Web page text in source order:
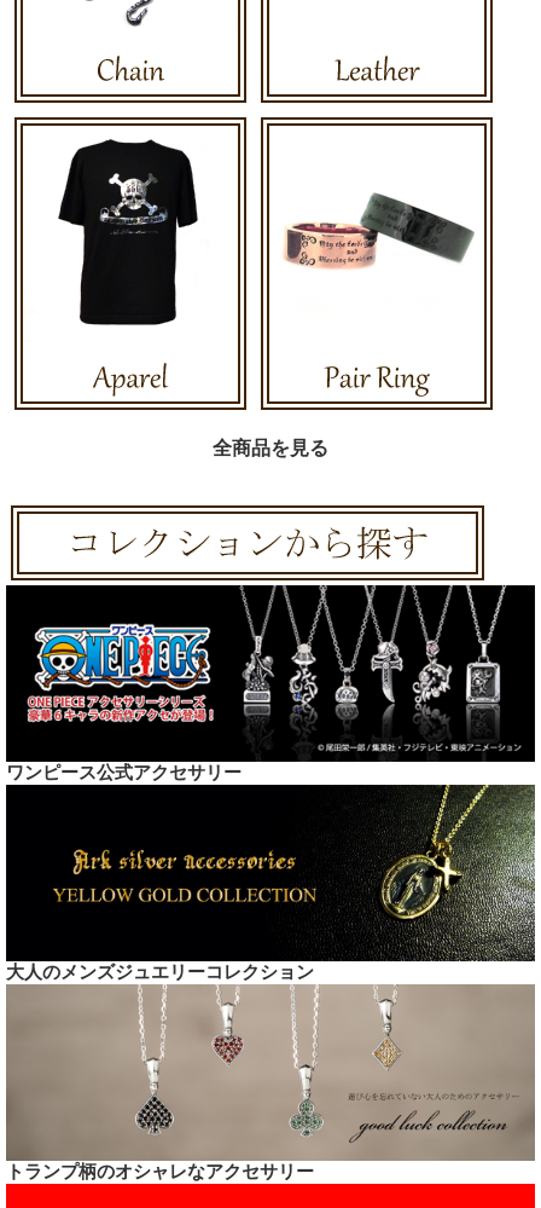
全商品を見る
ワンピース公式アクセサリー
大人のメンズジュエリーコレクション
トランプ柄のオシャレなアクセサリー